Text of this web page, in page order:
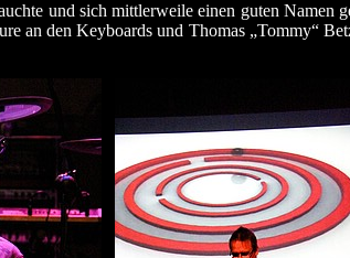
und sich mittlerweile einen guten Namen
den Keyboards und Thomas „Tommy“